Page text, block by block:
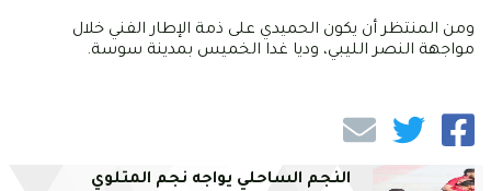
ومن المنتظر أن يكون الحميدي على ذمة الإطار الفني خلال
مواجهة النصر الليبي، وديا غدا الخميس بمدينة سوسة.
النجم الساحلي يواجه نجم المتلوي